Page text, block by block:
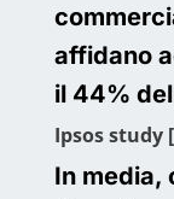
affidano
il 44%
Ipsos study
In media,